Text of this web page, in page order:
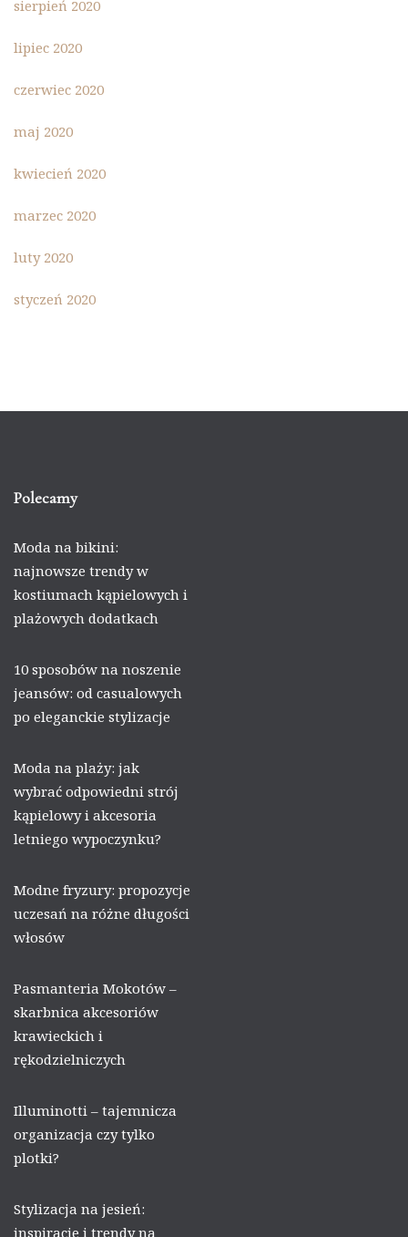
sierpień 2020
lipiec 2020
czerwiec 2020
maj 2020
kwiecień 2020
marzec 2020
luty 2020
styczeń 2020
Polecamy
Moda na bikini:
najnowsze trendy w
kostiumach kąpielowych i
plażowych dodatkach
10 sposobów na noszenie
jeansów: od casualowych
po eleganckie stylizacje
Moda na plaży: jak
wybrać odpowiedni strój
kąpielowy i akcesoria
letniego wypoczynku?
Modne fryzury: propozycje
uczesań na różne długości
włosów
Pasmanteria Mokotów –
skarbnica akcesoriów
krawieckich i
rękodzielniczych
Illuminotti – tajemnicza
organizacja czy tylko
plotki?
Stylizacja na jesień:
inspiracje i trendy na